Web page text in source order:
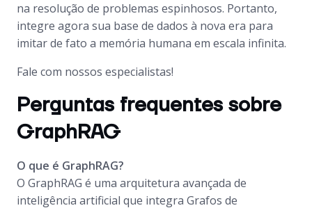
na resolução de problemas espinhosos. Portanto,
integre agora sua base de dados à nova era para
imitar de fato a memória humana em escala infinita.
Fale com nossos especialistas!
Perguntas frequentes sobre
GraphRAG
O que é GraphRAG?
O GraphRAG é uma arquitetura avançada de
inteligência artificial que integra Grafos de